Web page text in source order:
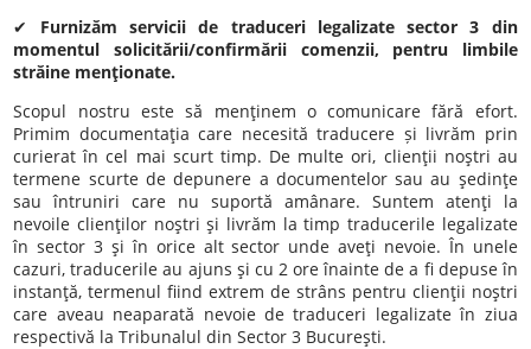
✔
Furnizăm servicii de traduceri legalizate sector 3 din
momentul solicitării/confirmării comenzii, pentru limbile
străine menţionate.
Scopul nostru este să menţinem o comunicare fără efort.
Primim documentaţia care necesită traducere și livrăm prin
curierat în cel mai scurt timp. De multe ori, clienţii noştri au
termene scurte de depunere a documentelor sau au şedinţe
sau întruniri care nu suportă amânare. Suntem atenţi la
nevoile clienţilor noştri şi livrăm la timp traducerile legalizate
în sector 3 şi în orice alt sector unde aveţi nevoie. În unele
cazuri, traducerile au ajuns şi cu 2 ore înainte de a fi depuse în
instanţă, termenul fiind extrem de strâns pentru clienţii noştri
care aveau neaparată nevoie de traduceri legalizate în ziua
respectivă la Tribunalul din Sector 3 Bucureşti.